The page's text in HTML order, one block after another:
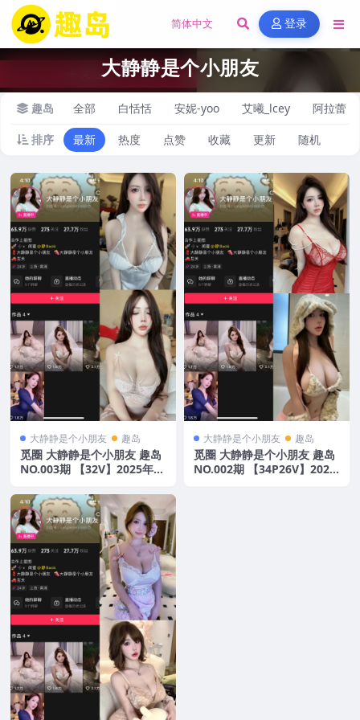
登录
大静静是个小朋友
趣岛 全部 白恬恬 安妮-yoo 艾曦_lcey 阿拉蕾
排序 最新 热度 点赞 收藏 更新 随机
大静静是个小朋友 趣岛
觅圈 大静静是个小朋友 趣岛
NO.003期 【32V】2025年最
大静静是个小朋友 趣岛
觅圈 大静静是个小朋友 趣岛
NO.002期 【34P26V】2025